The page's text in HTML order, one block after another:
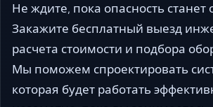
Не ждите, пока опасность станет
Закажите бесплатный выезд
расчета стоимости и подбора
Мы поможем спроектировать
которая будет работать